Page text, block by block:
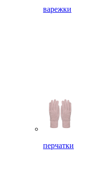
варежки
перчатки